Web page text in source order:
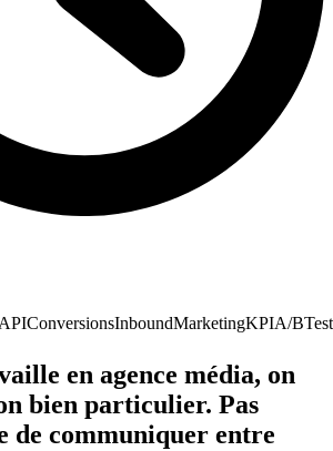
APIConversionsInboundMarketingKPIA/B
en agence média, on
bien particulier. Pas
de communiquer entre